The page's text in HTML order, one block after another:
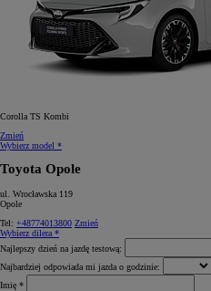
Corolla TS Kombi
Zmień
Wybierz model *
Toyota Opole
ul. Wrocławska 119
Opole
Tel: +48774013800 Zmień
Wybierz dilera *
Najlepszy dzień na jazdę testową:
Najbardziej odpowiada mi jazda o godzinie:
Imię *